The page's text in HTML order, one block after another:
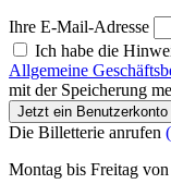
Ihre E-Mail-Adresse
Ich habe die
Allgemeine
mit der Speicherung
Jetzt ein Benutzerkonto
Die Billetterie anrufen
Montag bis Freitag